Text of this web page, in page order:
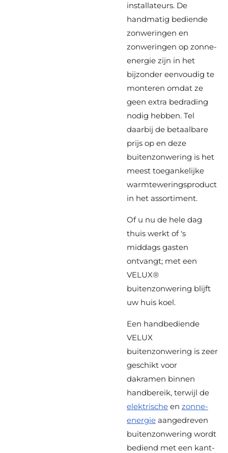
installateurs. De
handmatig bediende
zonweringen en
zonweringen op zonne-
energie zijn in het
bijzonder eenvoudig te
monteren omdat ze
geen extra bedrading
nodig hebben. Tel
daarbij de betaalbare
prijs op en deze
buitenzonwering is het
meest toegankelijke
warmteweringsproduct
in het assortiment.
Of u nu de hele dag
thuis werkt of 's
middags gasten
ontvangt; met een
VELUX®
buitenzonwering blijft
uw huis koel.
Een handbediende
VELUX
buitenzonwering is zeer
geschikt voor
dakramen binnen
handbereik, terwijl de
elektrische en zonne-
energie aangedreven
buitenzonwering wordt
bediend met een kant-